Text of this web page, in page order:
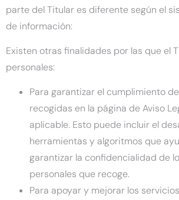
parte del Titular es diferente según el
de información:
Existen otras finalidades por las que el
personales:
Para garantizar el cumplimiento
recogidas en la página de Aviso
aplicable. Esto puede incluir el
herramientas y algoritmos que
garantizar la confidencialidad de
personales que recoge.
Para apoyar y mejorar los